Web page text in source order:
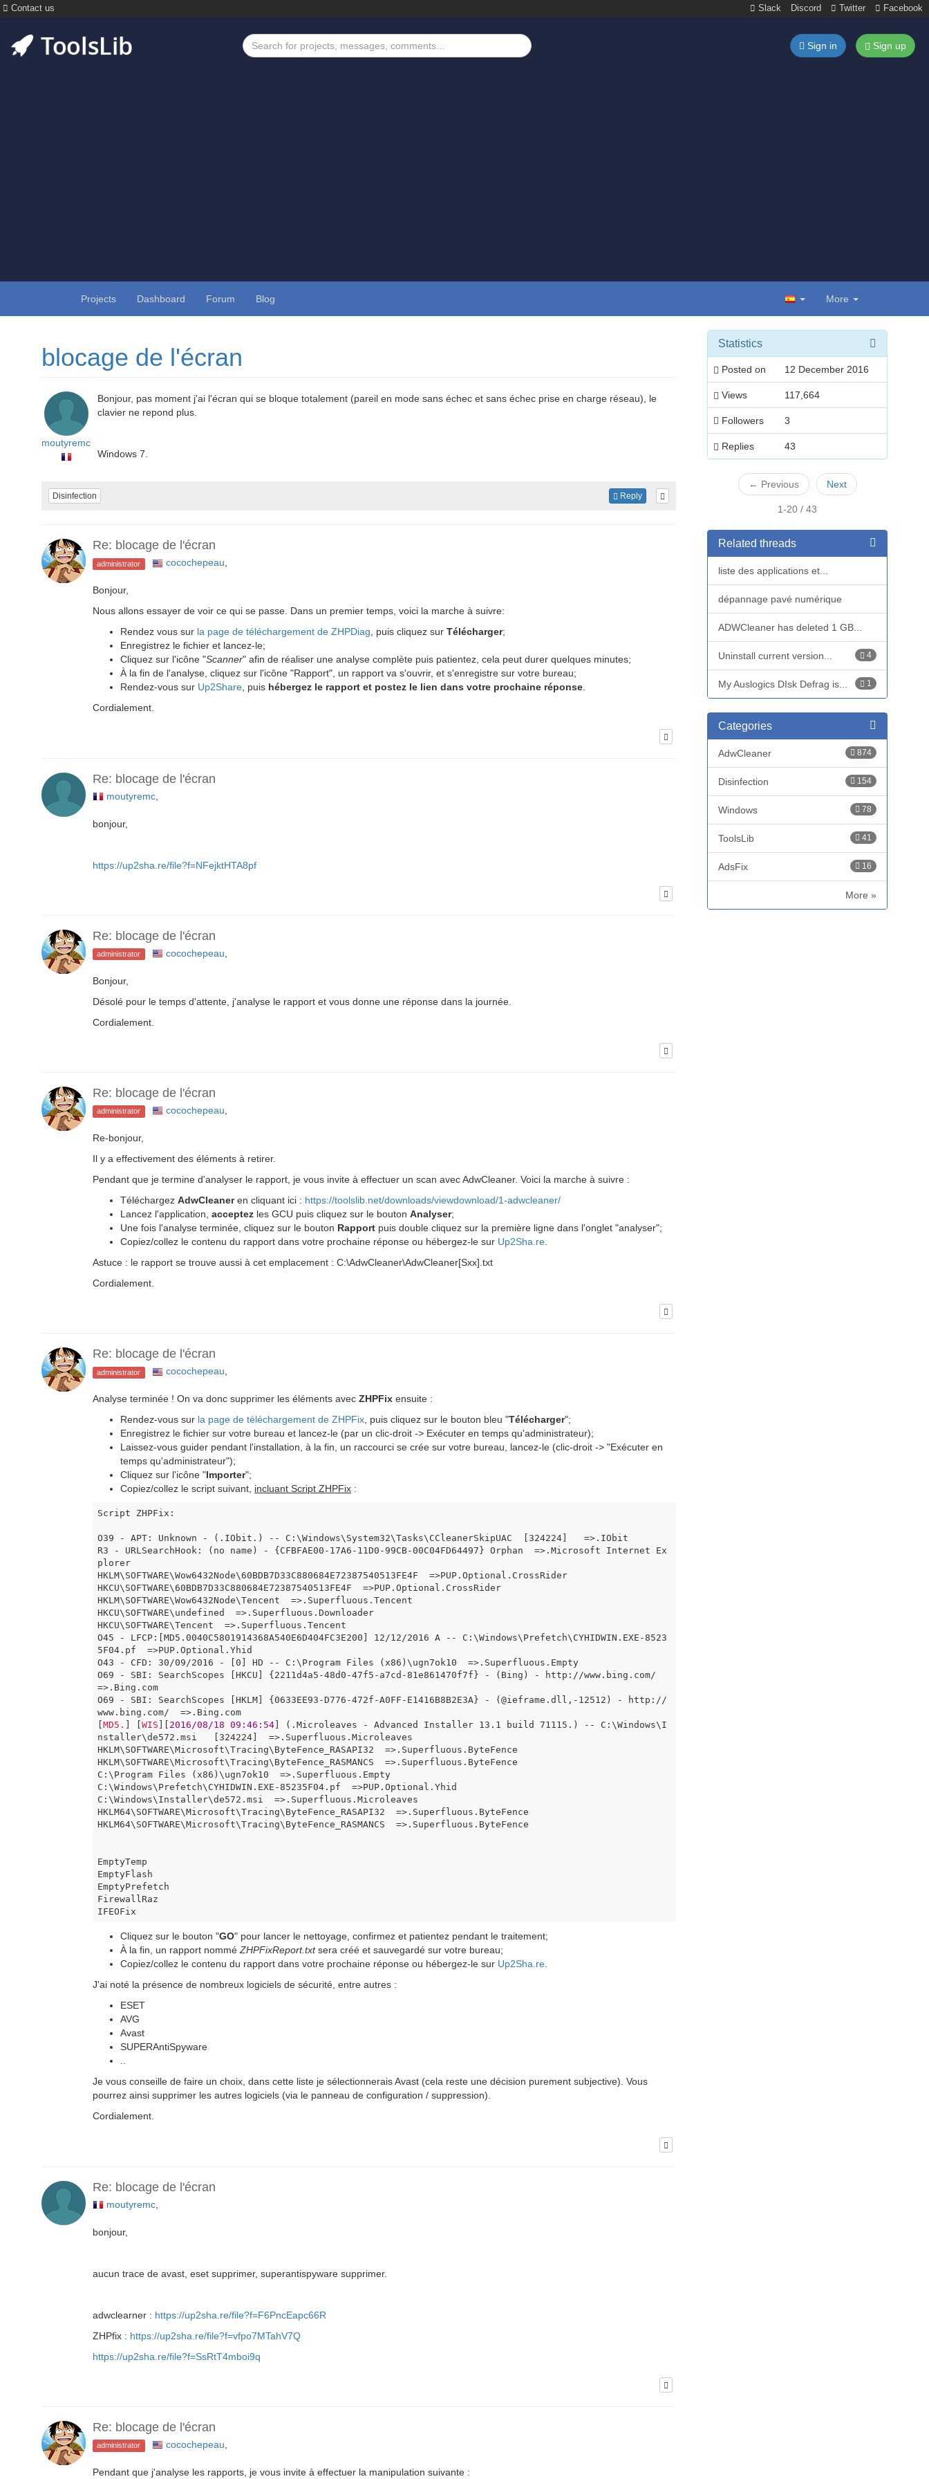
Contact us Slack Discord Twitter Facebook
Sign in Sign up
Projects Dashboard Forum Blog More
blocage de l'écran
moutyremc
Bonjour, pas moment j'ai l'écran qui se bloque totalement (pareil en mode sans échec et sans échec prise en charge réseau), le
clavier ne repond plus.
Windows 7.
Disinfection Reply
Re: blocage de l'écran
administrator cocochepeau,
Bonjour,
Nous allons essayer de voir ce qui se passe. Dans un premier temps, voici la marche à suivre:
Rendez vous sur la page de téléchargement de ZHPDiag, puis cliquez sur Télécharger;
Enregistrez le fichier et lancez-le;
Cliquez sur l'icône "Scanner" afin de réaliser une analyse complète puis patientez, cela peut durer quelques minutes;
À la fin de l'analyse, cliquez sur l'icône "Rapport", un rapport va s'ouvrir, et s'enregistre sur votre bureau;
Rendez-vous sur Up2Share, puis hébergez le rapport et postez le lien dans votre prochaine réponse.
Cordialement.
Re: blocage de l'écran
moutyremc
bonjour,
https://up2sha.re/file?f=NFejktHTA8pf
Re: blocage de l'écran
administrator cocochepeau
Bonjour,
Désolé pour le temps d'attente, j'analyse le rapport et vous donne une réponse dans la journée.
Cordialement.
Re: blocage de l'écran
administrator cocochepeau
Re-bonjour,
Il y a effectivement des éléments à retirer.
Pendant que je termine d'analyser le rapport, je vous invite à effectuer un scan avec AdwCleaner. Voici la marche à suivre :
Téléchargez AdwCleaneren cliquant ici : https://toolslib.net/downloads/viewdownload/1-adwcleaner/
Lancez l'application, acceptez les GCU puis cliquez sur le bouton Analyser;
Une fois l'analyse terminée, cliquez sur le bouton Rapport puis double cliquez sur la première ligne dans l'onglet "analyser";
Copiez/collez le contenu du rapport dans votre prochaine réponse ou hébergez-le sur Up2Sha.re
Astuce : le rapport se trouve aussi à cet emplacement : C:\AdwCleaner\AdwCleaner[Sxx].txt
Cordialement.
Re: blocage de l'écran
administrator cocochepeau,
Analyse terminée ! On va donc supprimer les éléments avec ZHPFix ensuite :
Rendez-vous sur la page de téléchargement de ZHPFix, puis cliquez sur le bouton bleu "Télécharger";
Enregistrez le fichier sur votre bureau et lancez-le (par un clic-droit -> Exécuter en temps qu'administrateur);
Laissez-vous guider pendant l'installation, à la fin, un raccourci se crée sur votre bureau, lancez-le (clic-droit -> "Exécuter en
temps qu'administrateur");
Cliquez sur l'icône "Importer";
Copiez/collez le script suivant, incluant Script ZHPFix :
Script ZHPFix:
O39 - APT: Unknown - (.IObit.) -- C:\Windows\System32\Tasks\CCleanerSkipUAC  [324224]   =>.IObit
R3 - URLSearchHook: (no name) - {CFBFAE00-17A6-11D0-99CB-00C04FD64497} Orphan  =>.Microsoft Internet Ex
plorer
HKLM\SOFTWARE\Wow6432Node\60BDB7D33C880684E72387540513FE4F  =>PUP.Optional.CrossRider
HKCU\SOFTWARE\60BDB7D33C880684E72387540513FE4F  =>PUP.Optional.CrossRider
HKLM\SOFTWARE\Wow6432Node\Tencent  =>.Superfluous.Tencent
HKCU\SOFTWARE\undefined  =>.Superfluous.Downloader
HKCU\SOFTWARE\Tencent  =>.Superfluous.Tencent
O45 - LFCP:[MD5.0040C5801914368A540E6D404FC3E200] 12/12/2016 A -- C:\Windows\Prefetch\CYHIDWIN.EXE-8523
5F04.pf  =>PUP.Optional.Yhid
O43 - CFD: 30/09/2016 - [0] HD -- C:\Program Files (x86)\ugn7ok10  =>.Superfluous.Empty
O69 - SBI: SearchScopes [HKCU] {2211d4a5-48d0-47f5-a7cd-81e861470f7f} - (Bing) - http://www.bing.com/
=>.Bing.com
O69 - SBI: SearchScopes [HKLM] {0633EE93-D776-472f-A0FF-E1416B8B2E3A} - (@ieframe.dll,-12512) - http://
www.bing.com/  =>.Bing.com
MD5. WIS 2016/08/18 09:46:54] (.Microleaves - Advanced Installer 13.1 build 71115.) -- C:\Windows\I
nstaller\de572.msi   [324224]  =>.Superfluous.Microleaves
HKLM\SOFTWARE\Microsoft\Tracing\ByteFence_RASAPI32  =>.Superfluous.ByteFence
HKLM\SOFTWARE\Microsoft\Tracing\ByteFence_RASMANCS  =>.Superfluous.ByteFence
C:\Program Files (x86)\ugn7ok10  =>.Superfluous.Empty
C:\Windows\Prefetch\CYHIDWIN.EXE-85235F04.pf  =>PUP.Optional.Yhid
C:\Windows\Installer\de572.msi  =>.Superfluous.Microleaves
HKLM64\SOFTWARE\Microsoft\Tracing\ByteFence_RASAPI32  =>.Superfluous.ByteFence
HKLM64\SOFTWARE\Microsoft\Tracing\ByteFence_RASMANCS  =>.Superfluous.ByteFence
EmptyTemp
EmptyFlash
EmptyPrefetch
FirewallRaz
IFEOFix
Cliquez sur le bouton "GO" pour lancer le nettoyage, confirmez et patientez pendant le traitement;
À la fin, un rapport nomméZHPFixReport.txtsera créé et sauvegardé sur votre bureau;
Copiez/collez le contenu du rapport dans votre prochaine réponse ou hébergez-le sur Up2Sha.re.
J'ai noté la présence de nombreux logiciels de sécurité, entre autres :
ESET
AVG
Avast
SUPERAntiSpyware
..
Je vous conseille de faire un choix, dans cette liste je sélectionnerais Avast (cela reste une décision purement subjective). Vous
pourrez ainsi supprimer les autres logiciels (via le panneau de configuration / suppression).
Cordialement.
Re: blocage de l'écran
moutyremc
bonjour,
aucun trace de avast, eset supprimer, superantispyware supprimer.
adwclearner : https://up2sha.re/file?f=F6PncEapc66R
ZHPfix : https://up2sha.re/file?f=vfpo7MTahV7Q
https://up2sha.re/file?f=SsRtT4mboi9q
Re: blocage de l'écran
administrator cocochepeau
Pendant que j'analyse les rapports, je vous invite à effectuer la manipulation suivante :
Statistics
Posted on 12 December 2016
Views 117,664
Followers 3
Replies 43
← Previous Next
1-20 / 43
Related threads
liste des applications et...
dépannage pavé numérique
ADWCleaner has deleted 1 GB...
4
Uninstall current version...
1
My Auslogics DIsk Defrag is...
Categories
874
AdwCleaner
154
Disinfection
78
Windows
41
ToolsLib
16
AdsFix
More »